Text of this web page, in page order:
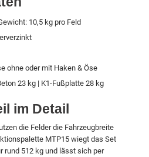
10,5 kg pro Feld
ohne oder mit Haken & Öse
23 kg | K1-Fußplatte 28 kg
im Detail
die Felder die Fahrzeugbreite
MTP15 wiegt das Set
rund 512 kg und lässt sich per